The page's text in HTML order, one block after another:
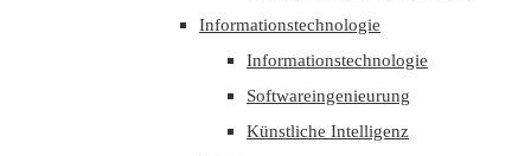
Informationstechnologie
Informationstechnologie
Softwareingenieurung
Künstliche Intelligenz